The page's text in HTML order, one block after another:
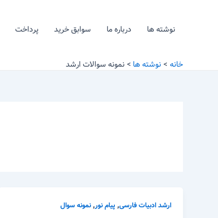
نوشته ها درباره ما سوابق خرید پرداخت
خانه نوشته ها نمونه سوالات ارشد
ارشد ادبیات فارسی, پیام نور,نمونه سوال